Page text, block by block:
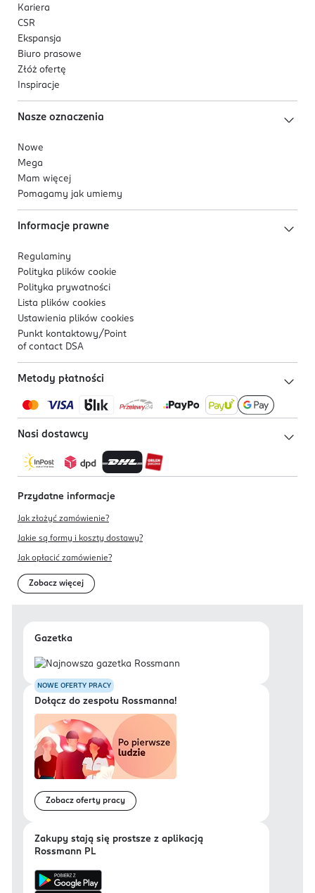
Kariera
CSR
Ekspansja
Biuro prasowe
Złóż ofertę
Inspiracje
Nasze oznaczenia
Nowe
Mega
Mam więcej
Pomagamy jak umiemy
Informacje prawne
Regulaminy
Polityka plików cookie
Polityka prywatności
Lista plików cookies
Ustawienia plików cookies
Punkt kontaktowy/ Point
of contact DSA
Metody płatności
Nasi dostawcy
Przydatne informacje
Jak złożyć zamówienie?
Jakie są formy i koszty dostawy?
Jak opłacić zamówienie?
Zobacz więcej
Gazetka
NOWE OFERTY PRACY
Dołącz do zespołu Rossmanna!
Zobacz oferty pracy
Zakupy stają się prostsze z aplikacją
Rossmann PL